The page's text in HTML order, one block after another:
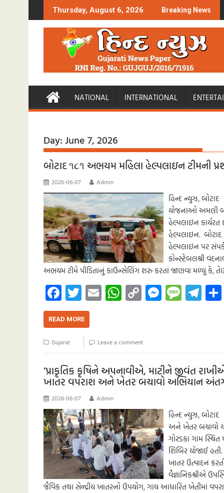
to
content
Thursday, August 6, 2026 Breaking News
NATIONAL INTERNATIONAL
Day: June 7, 2026
બોટાદ ૧૮૧ અભયમ મહિલા હેલ્પલાઇન ટીમની
2026-06-07 Admin
હિન્દ ન્યુઝ,
યોજનાઓ અમલી
હેલ્પલાઇન
હેલ્પલાઇન. બોટાદ
હેલ્પલાઇન પર
કોન્સ્ટેબલશ્રી
અભયમ ટીમે પીડિતાનું કાઉન્સેલિંગ શરુ કરતાં જાણવા મળ્યું કે,
Fa
ce
b
o
o
k
T
wi
tt
er
E
m
W
h
s
A
p
p
C
o
y
Li
nk
M
es
g
er
M
es
e
Te
le
m
READ MORE
Gujarat Leave a comment
‘પ્રાકૃતિક કૃષિને અપનાવીએ, માટીને જીવંત
ખાતર વપરાશ અને ખેતર બચાવો અભિયાન અંતર્ગત
2026-06-07 Admin
હિન્દ ન્યુઝ,
અને ખેતર બચાવો
ગોરડકા ગામ
શિબિર યોજાઈ
ખાતર ઉત્પાદન
વૈજ્ઞાનિકશ્રીએ
જૈવિક તથા સેન્દ્રીય ખાતરનો ઉપયોગ, ગાય આધારિત ખેતીમાં